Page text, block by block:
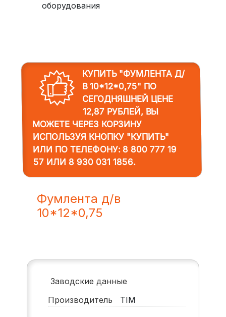
оборудования
КУПИТЬ "ФУМЛЕНТА Д/
В 10*12*0,75" ПО
СЕГОДНЯШНЕЙ ЦЕНЕ
12,87 РУБЛЕЙ, ВЫ
МОЖЕТЕ ЧЕРЕЗ КОРЗИНУ
ИСПОЛЬЗУЯ КНОПКУ "КУПИТЬ"
ИЛИ ПО ТЕЛЕФОНУ: 8 800 777 19
57ИЛИ 8 930 031 1856.
Фумлента д/в
10*12*0,75
Заводские данные
Производитель
TIM